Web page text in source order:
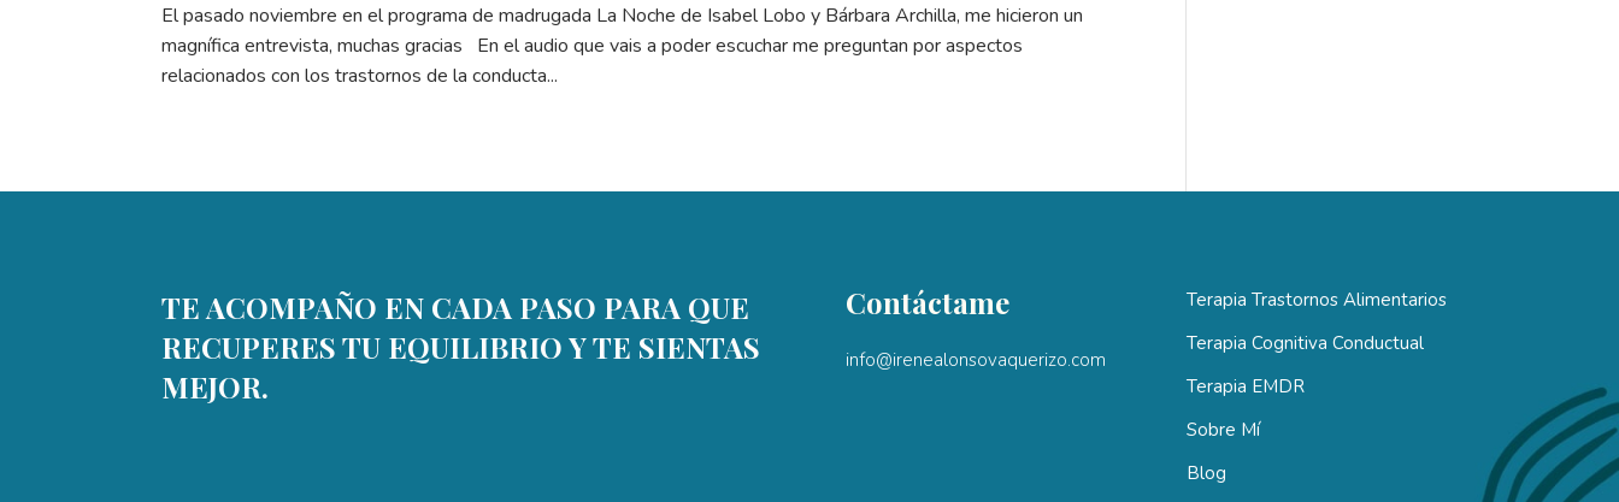
El pasado noviembre en el programa de madrugada La Noche de Isabel Lobo y Bárbara Archilla, me hicieron un
magnífica entrevista, muchas gracias En el audio que vais a poder escuchar me preguntan por aspectos
relacionados con los trastornos de la conducta...
TE ACOMPAÑO EN CADA PASO PARA QUE
RECUPERES TU EQUILIBRIO Y TE SIENTAS
MEJOR.
Contáctame
info@irenealonsovaquerizo.com
Terapia Trastornos Alimentarios
Terapia Cognitiva Conductual
Terapia EMDR
Sobre Mí
Blog